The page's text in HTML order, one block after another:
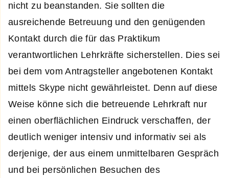
nicht zu beanstanden. Sie sollten die
ausreichende Betreuung und den genügenden
Kontakt durch die für das Praktikum
verantwortlichen Lehrkräfte sicherstellen. Dies sei
bei dem vom Antragsteller angebotenen Kontakt
mittels Skype nicht gewährleistet. Denn auf diese
Weise könne sich die betreuende Lehrkraft nur
einen oberflächlichen Eindruck verschaffen, der
deutlich weniger intensiv und informativ sei als
derjenige, der aus einem unmittelbaren Gespräch
und bei persönlichen Besuchen des